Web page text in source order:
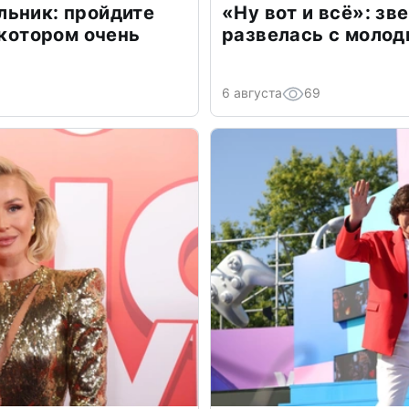
пройдите
очень
«Ну вот и всё»:
развелась с
6 августа 69